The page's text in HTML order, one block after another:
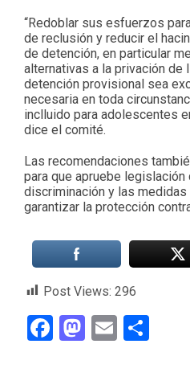
“Redoblar sus esfuerzos
de reclusión y reducir el
de detención, en particular
alternativas a la privación de
detención provisional sea
necesaria en toda
inclluido para adolescentes
dice el comité.
Las recomendaciones
para que apruebe legislación
discriminación y las medidas
garantizar la protección
Post Views: 296
Facebook
Mastodon
Email